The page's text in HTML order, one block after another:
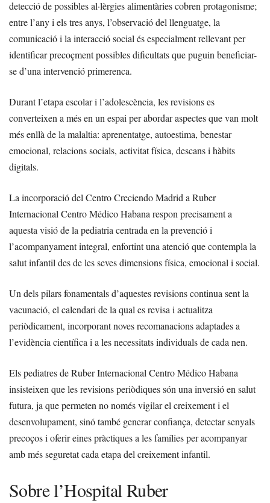
detecció de possibles al·lèrgies alimentàries cobren protagonisme;
entre l’any i els tres anys, l’observació del llenguatge, la
comunicació i la interacció social és especialment rellevant per
identificar precoçment possibles dificultats que puguin beneficiar-
se d’una intervenció primerenca.
Durant l’etapa escolar i l’adolescència, les revisions es
converteixen a més en un espai per abordar aspectes que van molt
més enllà de la malaltia: aprenentatge, autoestima, benestar
emocional, relacions socials, activitat física, descans i hàbits
digitals.
La incorporació del Centro Creciendo Madrid a Ruber
Internacional Centro Médico Habana respon precisament a
aquesta visió de la pediatria centrada en la prevenció i
l’acompanyament integral, enfortint una atenció que contempla la
salut infantil des de les seves dimensions física, emocional i social.
Un dels pilars fonamentals d’aquestes revisions continua sent la
vacunació, el calendari de la qual es revisa i actualitza
periòdicament, incorporant noves recomanacions adaptades a
l’evidència científica i a les necessitats individuals de cada nen.
Els pediatres de Ruber Internacional Centro Médico Habana
insisteixen que les revisions periòdiques són una inversió en salut
futura, ja que permeten no només vigilar el creixement i el
desenvolupament, sinó també generar confiança, detectar senyals
precoços i oferir eines pràctiques a les famílies per acompanyar
amb més seguretat cada etapa del creixement infantil.
Sobre l’Hospital Ruber